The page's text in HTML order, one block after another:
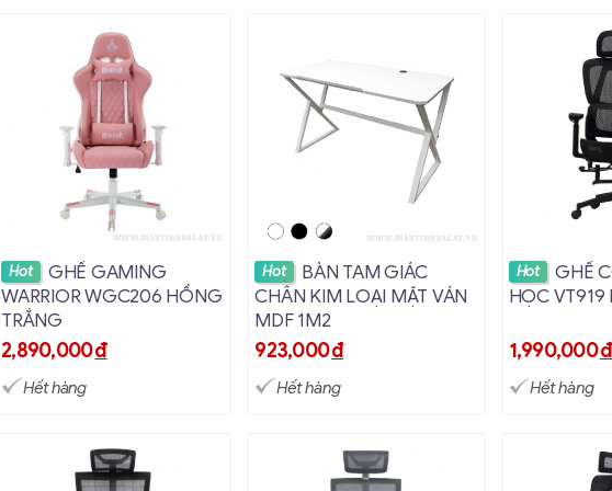
Xem chi tiết
Hot
GHẾ GAMING
WARRIOR WGC206 HỒNG
TRẮNG
2,890,000đ
Hết hàng
Xem chi tiết
Hot
BÀN TAM GIÁC
CHÂN KIM LOẠI MẶT VÁN
MDF 1M2
923,000đ
Hết hàng
Hot
GHẾ
HỌC
1,990,000đ
Hết hàng